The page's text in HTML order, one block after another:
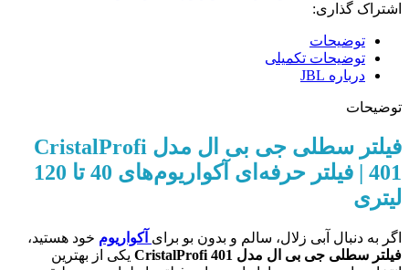
اشتراک گذاری:
توضیحات
توضیحات تکمیلی
درباره JBL
توضیحات
فیلتر سطلی جی بی ال مدل CristalProfi
401
| فیلتر حرفه‌ای آکواریوم‌های 40 تا 120
لیتری
اگر به دنبال آبی زلال، سالم و بدون بو برای آکواریوم خود هستید،
فیلتر سطلی جی بی ال مدل CristalProfi 401
یکی از بهترین